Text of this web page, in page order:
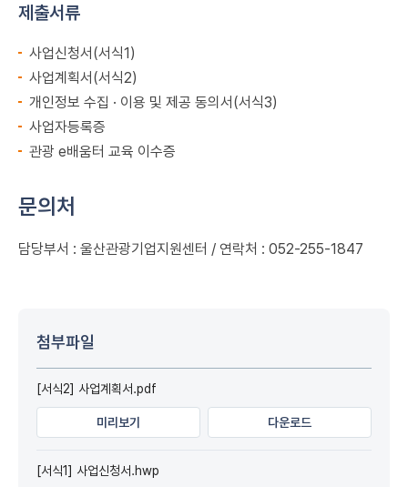
제출서류
사업신청서(서식1)
사업계획서(서식2)
개인정보 수집 · 이용 및 제공 동의서(서식3)
사업자등록증
관광 e배움터 교육 이수증
문의처
담당부서 : 울산관광기업지원센터 / 연락처 : 052-255-1847
첨부파일
[서식2] 사업계획서.pdf
미리보기 다운로드
[서식1] 사업신청서.hwp